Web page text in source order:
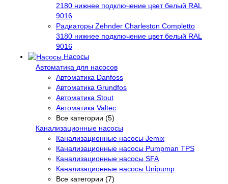
2180 нижнее подключение цвет белый RAL
9016
Радиаторы Zehnder Charleston Completto
3180 нижнее подключение цвет белый RAL
9016
Насосы
Автоматика для насосов
Автоматика Danfoss
Автоматика Grundfos
Автоматика Stout
Автоматика Valtec
Все категории (5)
Канализационные насосы
Канализационные насосы Jemix
Канализационные насосы Pumpman TPS
Канализационные насосы SFA
Канализационные насосы Unipump
Все категории (7)